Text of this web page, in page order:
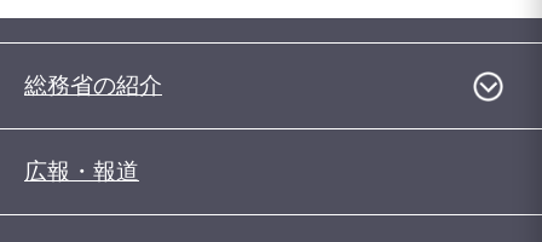
総務省の紹介
広報・報道